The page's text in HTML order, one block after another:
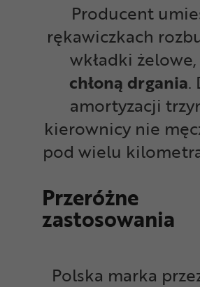
Producent
rękawiczkach
wkładki
chłoną drgania.
amortyzacji
kierownicy nie
pod wielu
Przeróżne
zastosowania
Polska marka